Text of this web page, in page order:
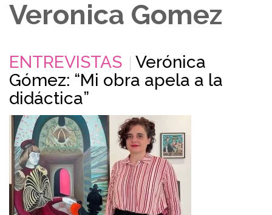
Veronica Gomez
ENTREVISTAS
Verónica
Gómez: “Mi obra apela a la
didáctica”